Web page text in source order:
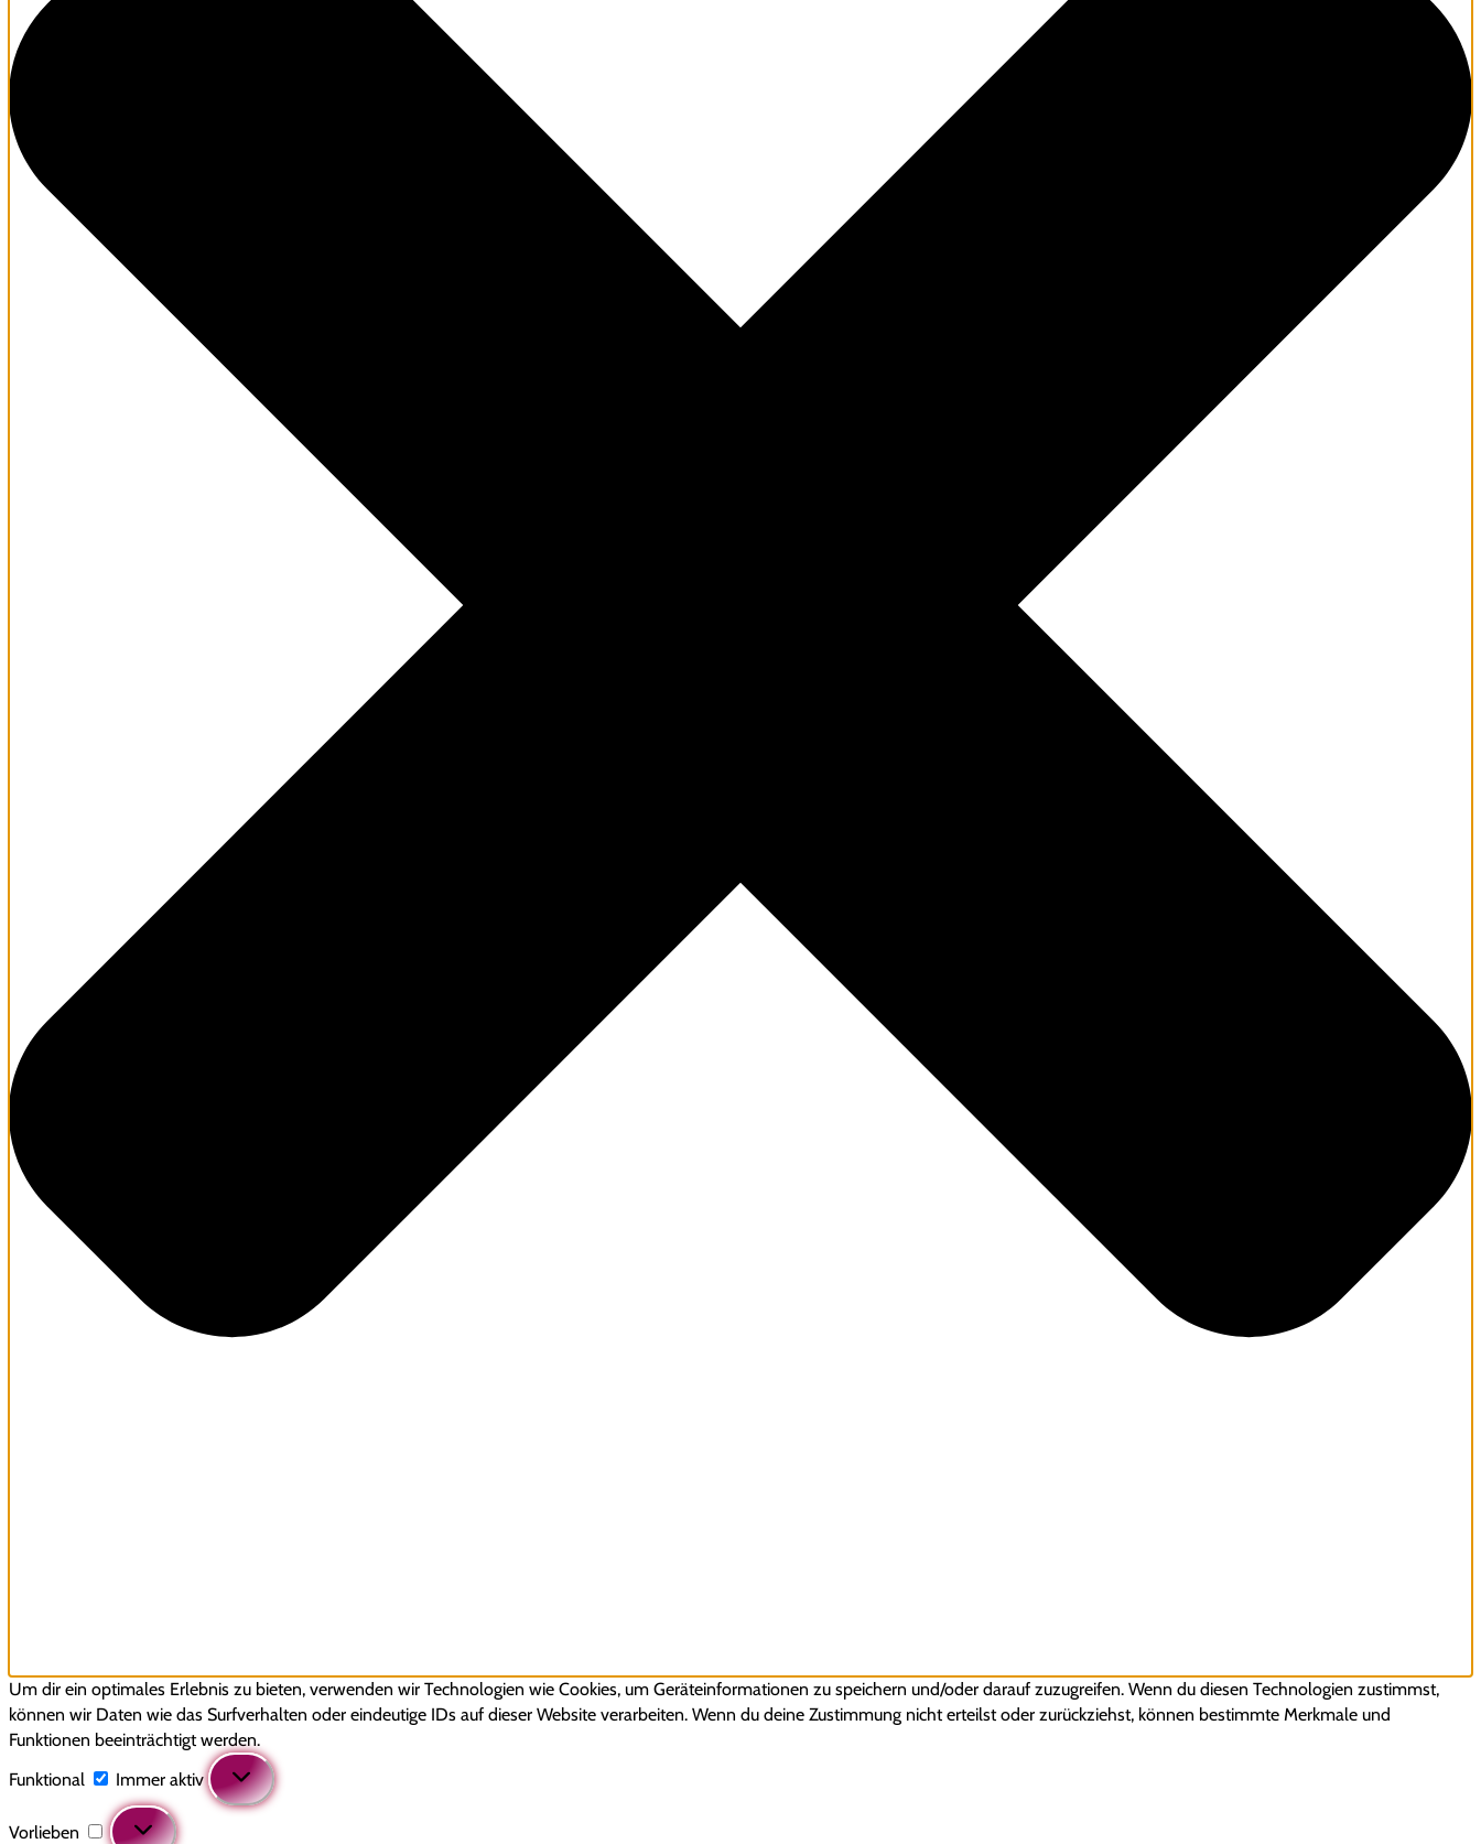
Um dir ein optimales Erlebnis zu bieten, verwenden wir Technologien wie Cookies, um Geräteinformationen zu speichern und/oder darauf zuzugreifen. Wenn du diesen Technologien zustimmst,
können wir Daten wie das Surfverhalten oder eindeutige IDs auf dieser Website verarbeiten. Wenn du deine Zustimmung nicht erteilst oder zurückziehst, können bestimmte Merkmale und
Funktionen beeinträchtigt werden.
Funktional
Immer aktiv
Vorlieben